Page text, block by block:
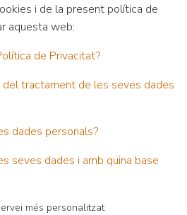
i de la present política de
aquesta web:
de Privacitat?
tractament de les seves dades
dades personals?
seves dades i amb quina base
més personalitzat